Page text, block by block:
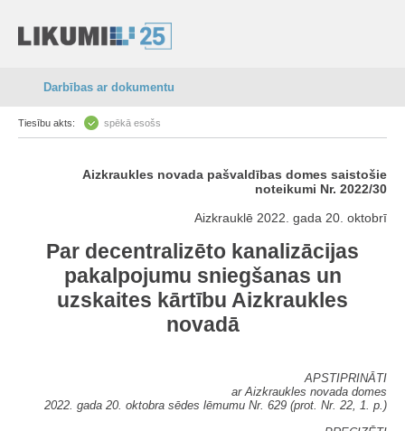
Darbības ar dokumentu
Tiesību akts: spēkā esošs
Aizkraukles novada pašvaldības domes saistošie
noteikumi Nr. 2022/30
Aizkrauklē 2022. gada 20. oktobrī
Par decentralizēto kanalizācijas
pakalpojumu sniegšanas un
uzskaites kārtību Aizkraukles
novadā
APSTIPRINĀTI
ar Aizkraukles novada domes
2022. gada 20. oktobra sēdes lēmumu Nr. 629 (prot. Nr. 22, 1. p.)